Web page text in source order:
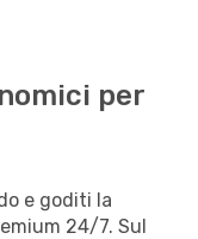
per
e goditi la
24/7. Sul